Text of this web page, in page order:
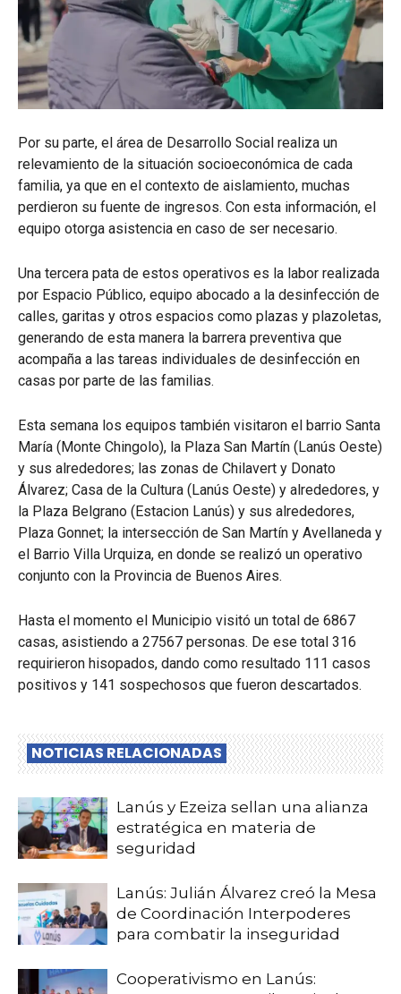
Por su parte, el área de Desarrollo Social realiza un
relevamiento de la situación socioeconómica de cada
familia, ya que en el contexto de aislamiento, muchas
perdieron su fuente de ingresos. Con esta información, el
equipo otorga asistencia en caso de ser necesario.
Una tercera pata de estos operativos es la labor realizada
por Espacio Público, equipo abocado a la desinfección de
calles, garitas y otros espacios como plazas y plazoletas,
generando de esta manera la barrera preventiva que
acompaña a las tareas individuales de desinfección en
casas por parte de las familias.
Esta semana los equipos también visitaron el barrio Santa
María (Monte Chingolo), la Plaza San Martín (Lanús Oeste)
y sus alrededores; las zonas de Chilavert y Donato
Álvarez; Casa de la Cultura (Lanús Oeste) y alrededores, y
la Plaza Belgrano (Estacion Lanús) y sus alrededores,
Plaza Gonnet; la intersección de San Martín y Avellaneda y
el Barrio Villa Urquiza, en donde se realizó un operativo
conjunto con la Provincia de Buenos Aires.
Hasta el momento el Municipio visitó un total de 6867
casas, asistiendo a 27567 personas. De ese total 316
requirieron hisopados, dando como resultado 111 casos
positivos y 141 sospechosos que fueron descartados.
NOTICIAS RELACIONADAS
Lanús y Ezeiza sellan una alianza
estratégica en materia de
seguridad
Lanús: Julián Álvarez creó la Mesa
de Coordinación Interpoderes
para combatir la inseguridad
Cooperativismo en Lanús: